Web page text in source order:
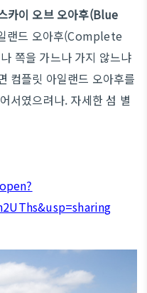
카이 오브 오아후(Blue
랜드 오아후(Complete
쪽을 가느나 가지 않느냐
컴플릿 아일랜드 오아후를
서였으려나. 자세한 섬 별